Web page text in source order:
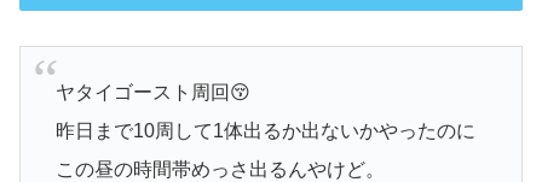
ヤタイゴースト周回😚
昨日まで10周して1体出るか出ないかやったのに
この昼の時間帯めっさ出るんやけど。